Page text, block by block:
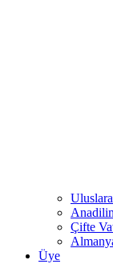
Çifte
Üye